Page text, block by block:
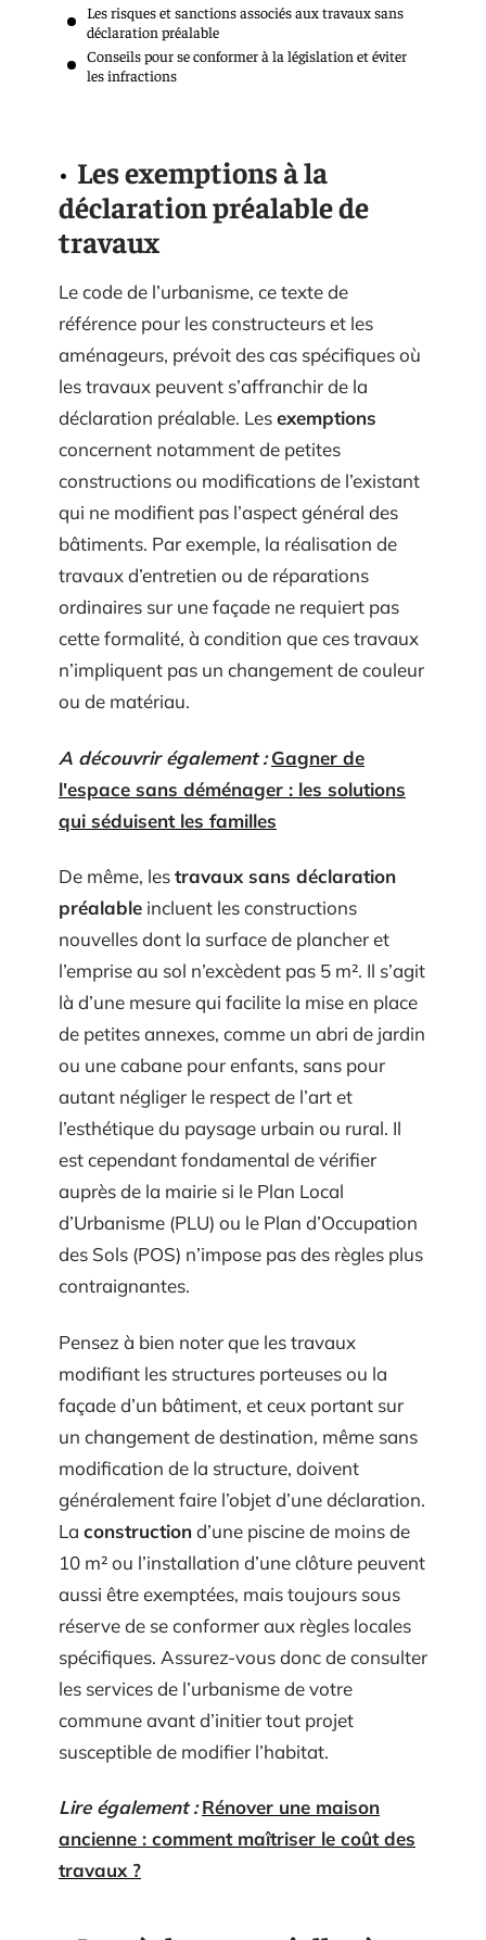
Les risques et sanctions associés aux travaux sans
déclaration préalable
Conseils pour se conformer à la législation et éviter
les infractions
Les exemptions à la
déclaration préalable de
travaux
Le code de l’urbanisme, ce texte de
référence pour les constructeurs et les
aménageurs, prévoit des cas spécifiques où
les travaux peuvent s’affranchir de la
déclaration préalable. Lesexemptions
concernent notamment de petites
constructions ou modifications de l’existant
qui ne modifient pas l’aspect général des
bâtiments. Par exemple, la réalisation de
travaux d’entretien ou de réparations
ordinaires sur une façade ne requiert pas
cette formalité, à condition que ces travaux
n’impliquent pas un changement de couleur
ou de matériau.
A découvrir également : Gagner de
l'espace sans déménager : les solutions
qui séduisent les familles
De même, lestravaux sans déclaration
préalable incluent les constructions
nouvelles dont la surface de plancher et
l’emprise au sol n’excèdent pas 5 m². Il s’agit
là d’une mesure qui facilite la mise en place
de petites annexes, comme un abri de jardin
ou une cabane pour enfants, sans pour
autant négliger le respect de l’art et
l’esthétique du paysage urbain ou rural. Il
est cependant fondamental de vérifier
auprès de la mairie si le Plan Local
d’Urbanisme (PLU) ou le Plan d’Occupation
des Sols (POS) n’impose pas des règles plus
contraignantes.
Pensez à bien noter que les travaux
modifiant les structures porteuses ou la
façade d’un bâtiment, et ceux portant sur
un changement de destination, même sans
modification de la structure, doivent
généralement faire l’objet d’une déclaration.
La constructiond’une piscine de moins de
10 m² ou l’installation d’une clôture peuvent
aussi être exemptées, mais toujours sous
réserve de se conformer aux règles locales
spécifiques. Assurez-vous donc de consulter
les services de l’urbanisme de votre
commune avant d’initier tout projet
susceptible de modifier l’habitat.
Lire également : Rénover une maison
ancienne : comment maîtriser le coût des
travaux ?